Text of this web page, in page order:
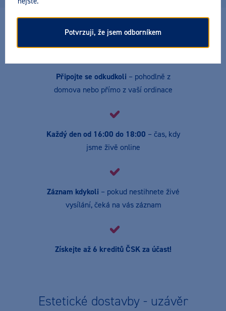
Připojte se odkudkoli – pohodlně z
domova nebo přímo z vaší ordinace
Každý den od 16:00 do 18:00 – čas, kdy
jsme živě online
Záznam kdykoli – pokud nestihnete živé
vysílání, čeká na vás záznam
Získejte až 6 kreditů ČSK za účast!
Estetické dostavby - uzávěr
Potvrzuji, že jsem odborníkem